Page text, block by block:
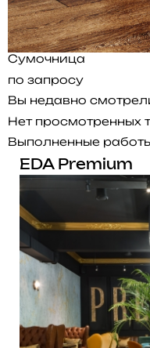
Сумочница
по запросу
Вы недавно
Нет просмотренных
Выполненные
EDA Premium